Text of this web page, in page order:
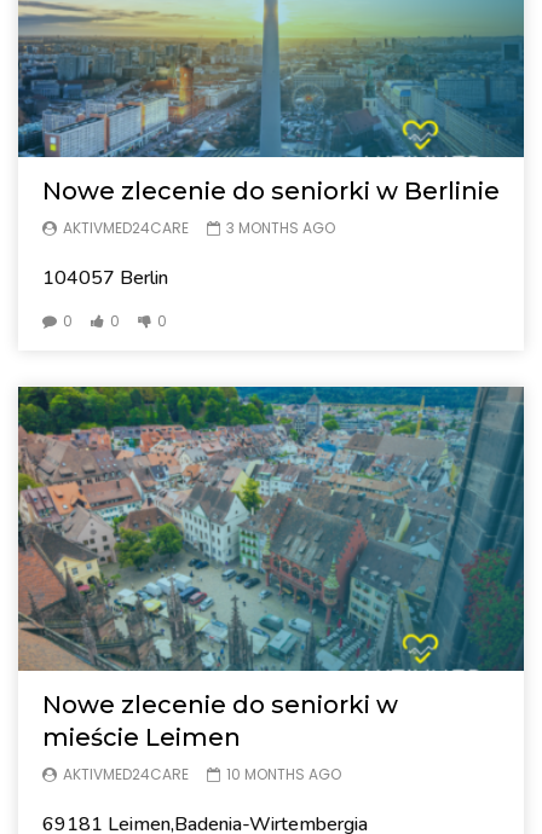
Nowe zlecenie do seniorki w Berlinie
AKTIVMED24CARE 3 MONTHS AGO
104057 Berlin
0 0 0
Nowe zlecenie do seniorki w
mieście Leimen
AKTIVMED24CARE 10 MONTHS AGO
69181 Leimen,Badenia-Wirtembergia